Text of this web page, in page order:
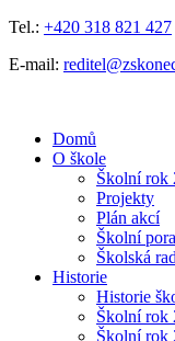
Přejít
obsahu
Tel.: +420 318 821 427
E-mail:
Domů
O škole
Školní rok
Projekty
Plán akcí
Školní
Školská
Historie
Historie
Školní rok
Školní rok